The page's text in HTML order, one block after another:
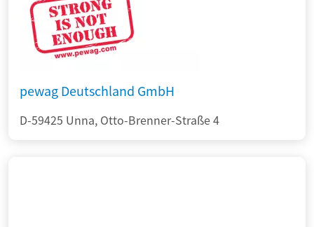
pewag Deutschland GmbH
D-59425 Unna, Otto-Brenner-Straße 4